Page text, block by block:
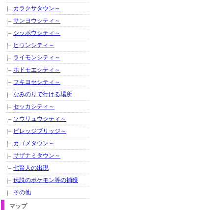
カラクサタウン～
サンヨウシティ～
シッポウシティ～
ヒウンシティ～
ライモンシティ～
ホドモエシティ～
フキヨセシティ～
なみのりで行ける場所
セッカシティ～
ソウリュウシティ～
ビレッジブリッジ～
カゴメタウン～
サザナミタウン～
七賢人の出現
伝説のポケモン等の捕獲
その他
マップ